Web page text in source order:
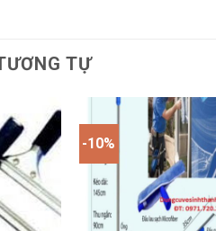
TỰ
-10%